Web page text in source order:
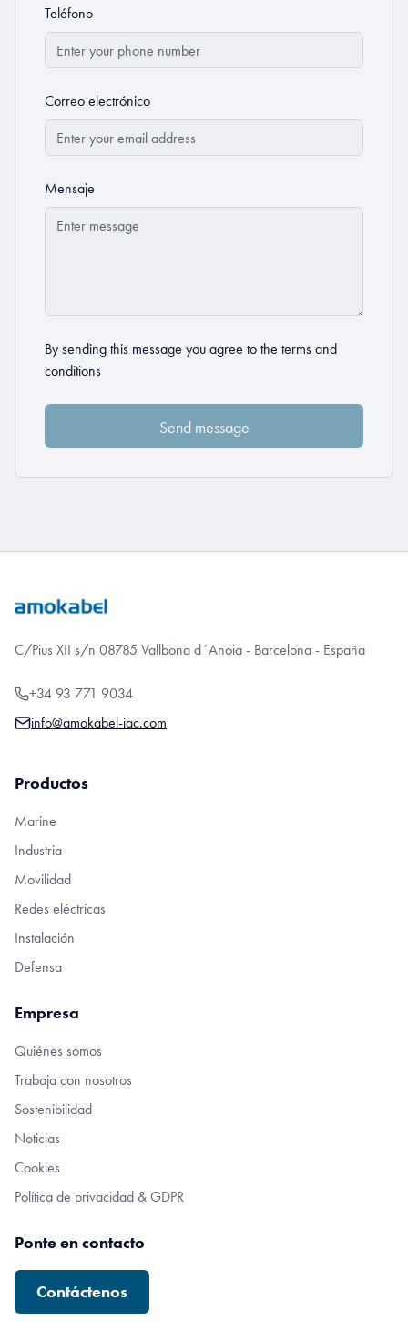
Teléfono
Correo electrónico
Mensaje
By sending this message you agree to the terms and
conditions
C/Pius XII s/n 08785 Vallbona d´Anoia - Barcelona - España
+34 93 771 9034
info@amokabel-iac.com
Productos
Marine
Industria
Movilidad
Redes eléctricas
Instalación
Defensa
Empresa
Quiénes somos
Trabaja con nosotros
Sostenibilidad
Noticias
Cookies
Política de privacidad & GDPR
Ponte en contacto
Contáctenos